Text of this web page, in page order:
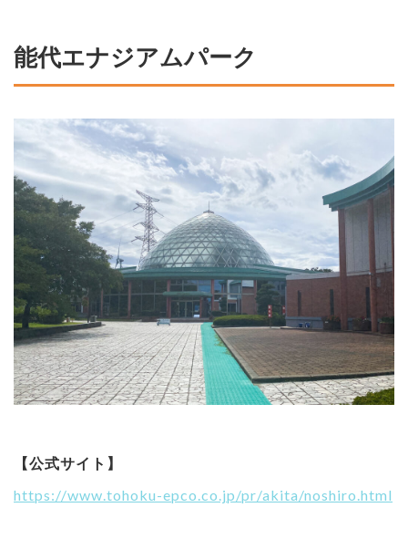
能代エナジアムパーク
【公式サイト】
https://www.tohoku-epco.co.jp/pr/akita/noshiro.html